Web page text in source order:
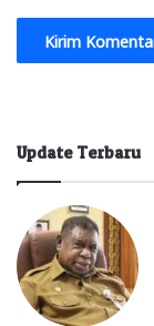
Update Terbaru